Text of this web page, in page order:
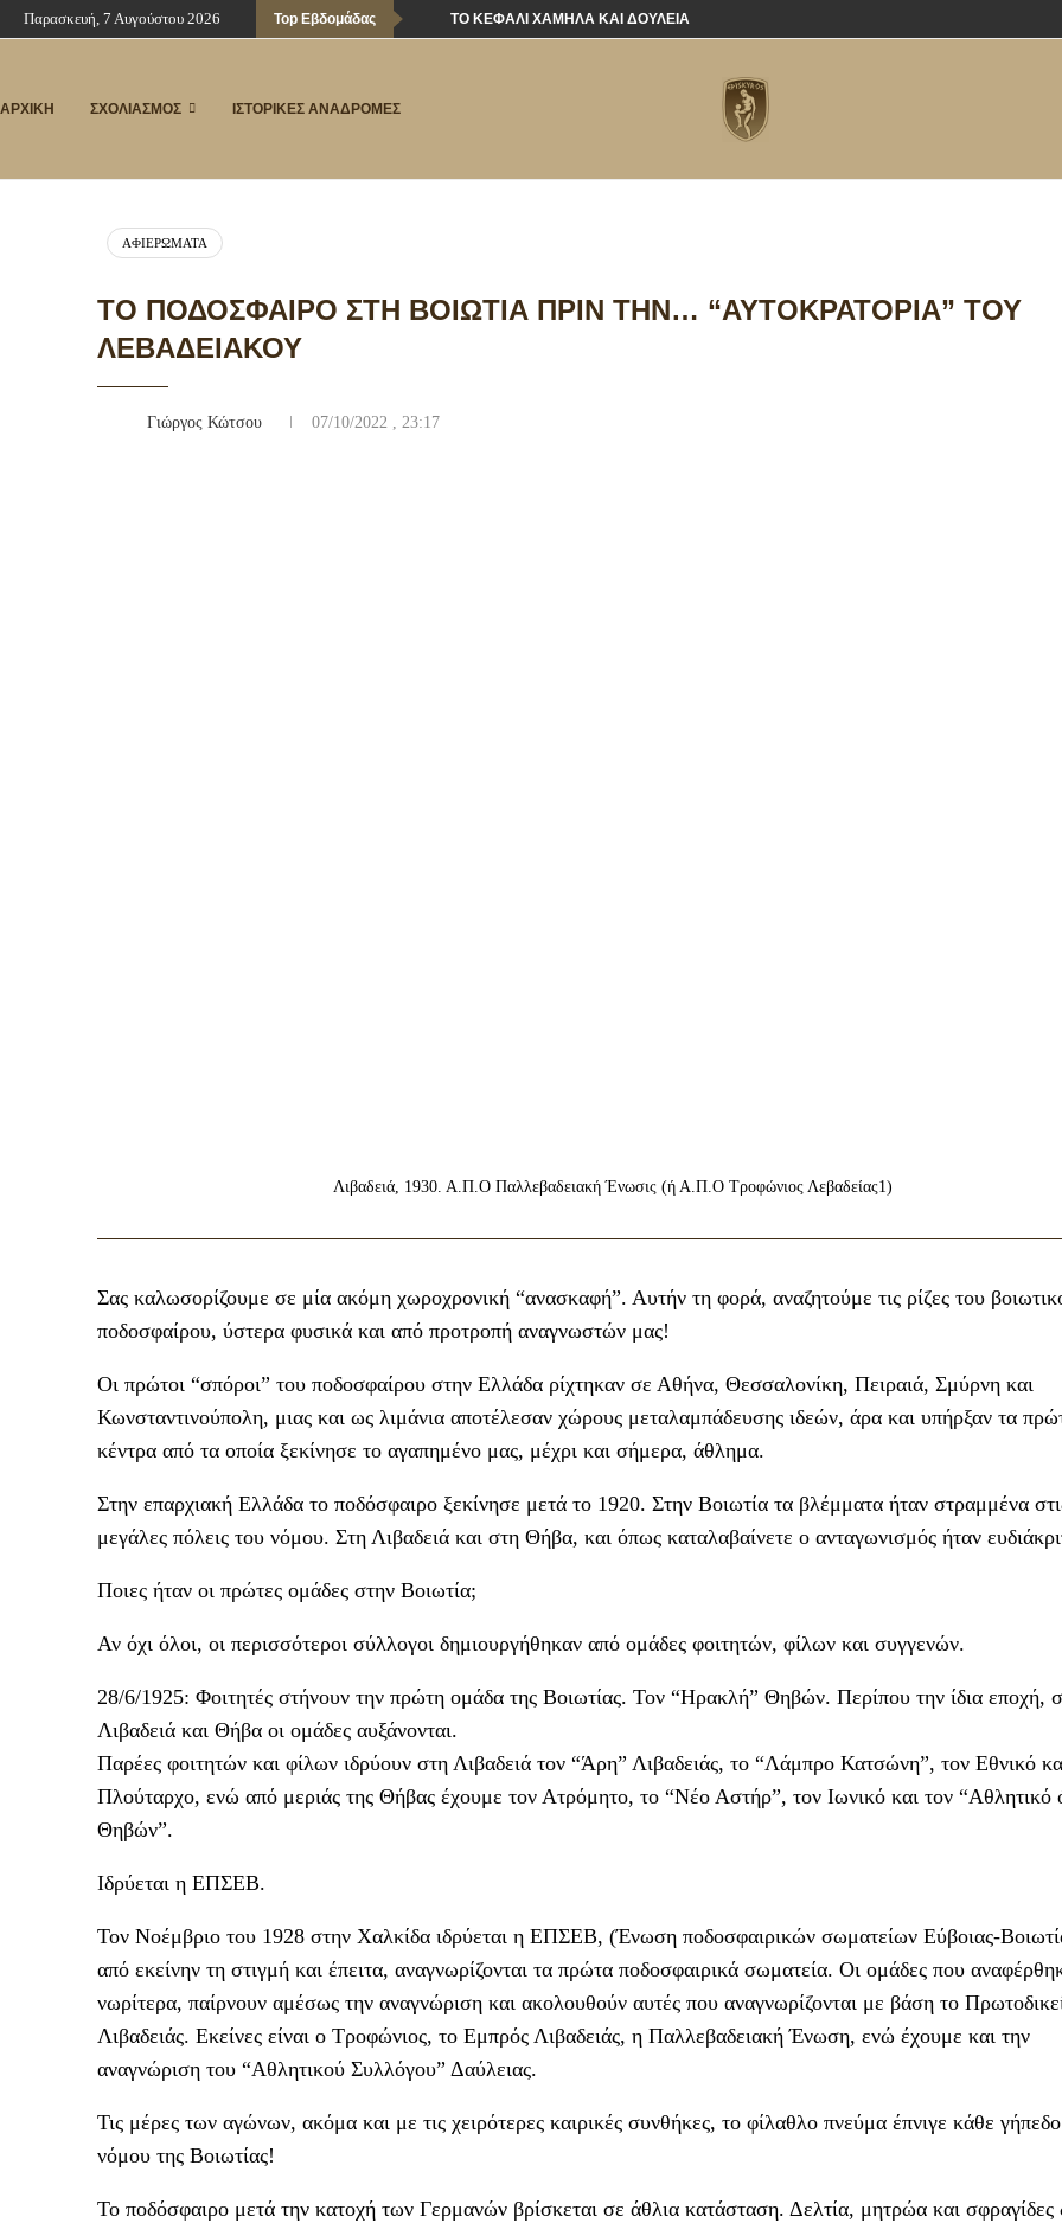
Παρασκευή, 7 Αυγούστου 2026 Top Εβδομάδας ΤΟ ΚΕΦΆΛΙ ΧΑΜΗΛΆ ΚΑΙ ΔΟΥΛΕΙΆ
ΑΡΧΙΚΗ ΣΧΟΛΙΑΣΜΟΣ ΙΣΤΟΡΙΚΕΣ ΑΝΑΔΡΟΜΕΣ
ΑΦΙΕΡΏΜΑΤΑ
ΤΟ ΠΟΔΌΣΦΑΙΡΟ ΣΤΗ ΒΟΙΩΤΊΑ ΠΡΙΝ ΤΗΝ… “ΑΥΤΟΚΡΑΤΟΡΊΑ” ΤΟΥ
ΛΕΒΑΔΕΙΑΚΟΎ
Γιώργος Κώτσου 07/10/2022 , 23:17
Λιβαδειά, 1930. Α.Π.Ο Παλλεβαδειακή Ένωσις (ή Α.Π.Ο Τροφώνιος Λεβαδείας1)
Σας καλωσορίζουμε σε μία ακόμη χωροχρονική “ανασκαφή”. Αυτήν τη φορά, αναζητούμε τις ρίζες του
ποδοσφαίρου, ύστερα φυσικά και από προτροπή αναγνωστών μας!
Οι πρώτοι “σπόροι” του ποδοσφαίρου στην Ελλάδα ρίχτηκαν σε Αθήνα, Θεσσαλονίκη, Πειραιά, Σμύρνη και
Κωνσταντινούπολη, μιας και ως λιμάνια αποτέλεσαν χώρους μεταλαμπάδευσης ιδεών, άρα και υπήρξαν τα
κέντρα από τα οποία ξεκίνησε το αγαπημένο μας, μέχρι και σήμερα, άθλημα.
Στην επαρχιακή Ελλάδα το ποδόσφαιρο ξεκίνησε μετά το 1920. Στην Βοιωτία τα βλέμματα ήταν στραμμένα
μεγάλες πόλεις του νόμου. Στη Λιβαδειά και στη Θήβα, και όπως καταλαβαίνετε ο ανταγωνισμός ήταν
Ποιες ήταν οι πρώτες ομάδες στην Βοιωτία;
Αν όχι όλοι, οι περισσότεροι σύλλογοι δημιουργήθηκαν από ομάδες φοιτητών, φίλων και συγγενών.
28/6/1925: Φοιτητές στήνουν την πρώτη ομάδα της Βοιωτίας. Τον “Ηρακλή” Θηβών. Περίπου την ίδια εποχή,
Λιβαδειά και Θήβα οι ομάδες αυξάνονται.
Παρέες φοιτητών και φίλων ιδρύουν στη Λιβαδειά τον “Άρη” Λιβαδειάς, το “Λάμπρο Κατσώνη”, τον Εθνικό
Πλούταρχο, ενώ από μεριάς της Θήβας έχουμε τον Ατρόμητο, το “Νέο Αστήρ”, τον Ιωνικό και τον “Αθλητικό
Θηβών”.
Ιδρύεται η ΕΠΣΕΒ.
Τον Νοέμβριο του 1928 στην Χαλκίδα ιδρύεται η ΕΠΣΕΒ, (Ένωση ποδοσφαιρικών σωματείων Εύβοιας-
από εκείνην τη στιγμή και έπειτα, αναγνωρίζονται τα πρώτα ποδοσφαιρικά σωματεία. Οι ομάδες που
νωρίτερα, παίρνουν αμέσως την αναγνώριση και ακολουθούν αυτές που αναγνωρίζονται με βάση το
Λιβαδειάς. Εκείνες είναι ο Τροφώνιος, το Εμπρός Λιβαδειάς, η Παλλεβαδειακή Ένωση, ενώ έχουμε και την
αναγνώριση του “Αθλητικού Συλλόγου” Δαύλειας.
Τις μέρες των αγώνων, ακόμα και με τις χειρότερες καιρικές συνθήκες, το φίλαθλο πνεύμα έπνιγε κάθε
νόμου της Βοιωτίας!
Το ποδόσφαιρο μετά την κατοχή των Γερμανών βρίσκεται σε άθλια κατάσταση. Δελτία, μητρώα και σφραγίδες